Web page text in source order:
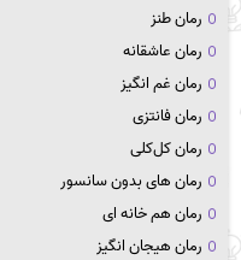
رمان طنز
رمان عاشقانه
رمان غم انگیز
رمان فانتزی
رمان کل‌کلی
رمان های بدون سانسور
رمان هم خانه ای
رمان هیجان انگیز